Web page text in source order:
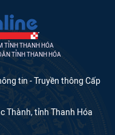
TỈNH THANH HÓA
TỈNH THANH HÓA
tin - Truyền thông Cấp
Thành, tỉnh Thanh Hóa